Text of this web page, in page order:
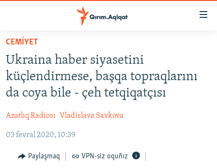
Esas
qaytmaq
Baş
navigatsiyağa
qaytmaq
Qıdıruvğa
qaytmaq
HABERLER
SİYASET
İQTİSADİYAT
MEDENİYET
İNSAN AQLARI
VİDEO
CEMİYET
Ukraina haber siyasetini
küçlendirmese, başqa topraqlarını
da coya bile - çeh tetqiqatçısı
Azatlıq Radiosı Vladislava Savkova
03 fevral 2020, 10:39
Paylaşmaq VPN-siz oquñız